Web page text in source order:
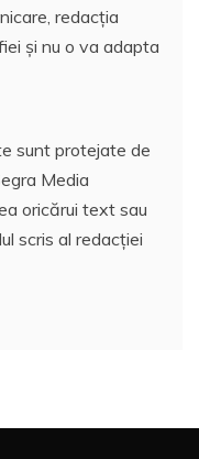
redacția
și nu o va adapta
sunt protejate de
Media
oricărui text sau
scris al redacției